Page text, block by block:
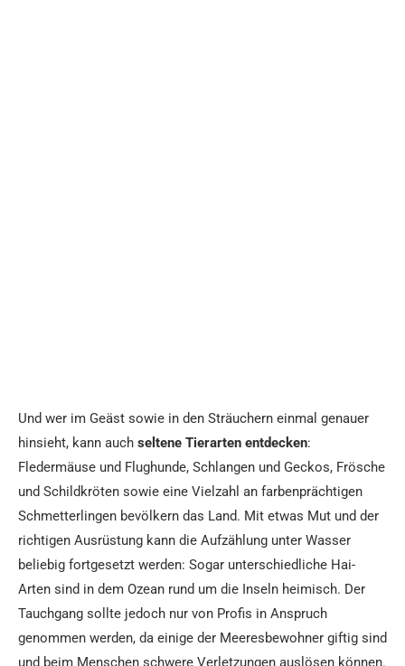
Und wer im Geäst sowie in den Sträuchern einmal genauer
hinsieht, kann auch seltene Tierarten entdecken:
Fledermäuse und Flughunde, Schlangen und Geckos, Frösche
und Schildkröten sowie eine Vielzahl an farbenprächtigen
Schmetterlingen bevölkern das Land. Mit etwas Mut und der
richtigen Ausrüstung kann die Aufzählung unter Wasser
beliebig fortgesetzt werden: Sogar unterschiedliche Hai-
Arten sind in dem Ozean rund um die Inseln heimisch. Der
Tauchgang sollte jedoch nur von Profis in Anspruch
genommen werden, da einige der Meeresbewohner giftig sind
und beim Menschen schwere Verletzungen auslösen können.